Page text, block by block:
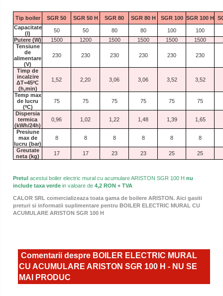
Tip boiler SGR 50 SGR 50 H SGR 80 SGR 80 H SGR 100 SGR 100 H
Capacitate
(l)
50 50 80 80 100
100
Putere (W)
1500 1200 1500 1500 1500 1500
Tensiune
de
alimentare
(V)
230 230 230 230 230 230
Timp de
incalzire
ΔT=45ºC
(h,min)
1,52 2,20 3,06 3,06 3,52 3,52
Temp max
de lucru
(ºC)
75 75 75 75 75 75
Dispersia
termica
(kWh/24h)
0,96 1,02 1,22 1,48 1,39 1,65
Presiune
max de
lucru (bar)
8 8 8 8 8 8
Greutate
neta (kg)
17 17 23 23 25 25
Pretul acestui boiler electric mural cu acumulare ARISTON SGR 100 H nu
include taxa verde in valoare de 4,2 RON + TVA
CALOR SRL comercializeaza toata gama de boilere ARISTON. Aici gasiti
preturi si informatii suplimentare pentru BOILER ELECTRIC MURAL CU
ACUMULARE ARISTON SGR 100 H
Comentarii despre BOILER ELECTRIC MURAL
CU ACUMULARE ARISTON SGR 100 H - NU SE
MAI PRODUC